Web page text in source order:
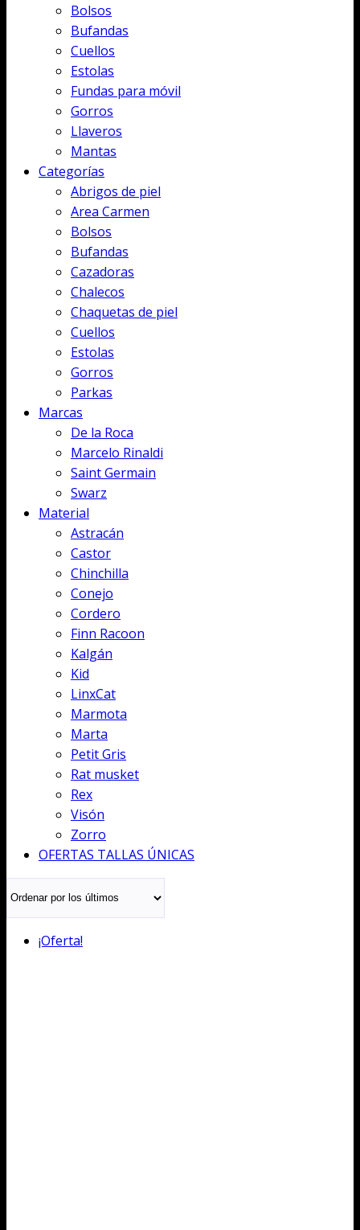
Bolsos
Bufandas
Cuellos
Estolas
Fundas para móvil
Gorros
Llaveros
Mantas
Categorías
Abrigos de piel
Area Carmen
Bolsos
Bufandas
Cazadoras
Chalecos
Chaquetas de piel
Cuellos
Estolas
Gorros
Parkas
Marcas
De la Roca
Marcelo Rinaldi
Saint Germain
Swarz
Material
Astracán
Castor
Chinchilla
Conejo
Cordero
Finn Racoon
Kalgán
Kid
LinxCat
Marmota
Marta
Petit Gris
Rat musket
Rex
Visón
Zorro
OFERTAS TALLAS ÚNICAS
¡Oferta!